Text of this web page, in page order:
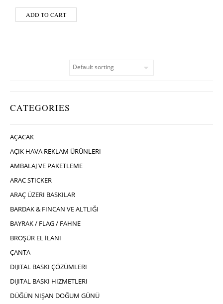
CATEGORIES
AÇACAK
AÇIK HAVA REKLAM ÜRÜNLERI
AMBALAJ VE PAKETLEME
ARAC STICKER
ARAÇ ÜZERI BASKILAR
BARDAK & FINCAN VE ALTLIĞI
BAYRAK / FLAG / FAHNE
BROŞÜR EL İLANI
ÇANTA
DIJITAL BASKI ÇÖZÜMLERI
DIJITAL BASKI HIZMETLERI
DÜĞÜN NIŞAN DOĞUM GÜNÜ
ADD TO CART